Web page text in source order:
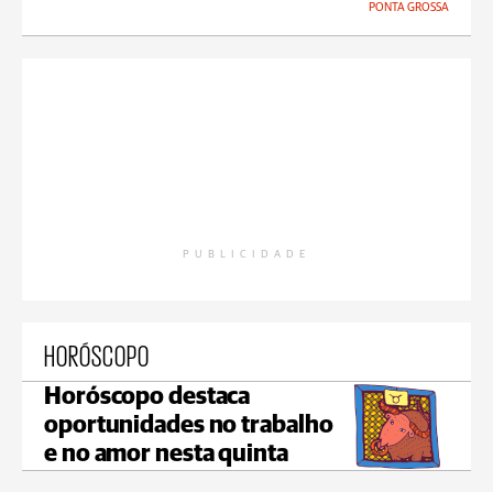
PONTA GROSSA
PUBLICIDADE
HORÓSCOPO
Horóscopo destaca
oportunidades no trabalho
e no amor nesta quinta